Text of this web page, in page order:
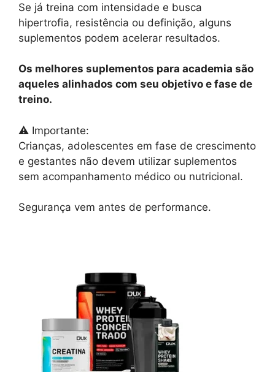
Se já treina com intensidade e busca
hipertrofia, resistência ou definição, alguns
suplementos podem acelerar resultados.
Os melhores suplementos para academia são
aqueles alinhados com seu objetivo e fase de
treino.
⚠️ Importante:
Crianças, adolescentes em fase de crescimento
e gestantes não devem utilizar suplementos
sem acompanhamento médico ou nutricional.
Segurança vem antes de performance.